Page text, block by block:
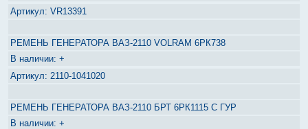
VR13391
РЕМЕНЬ ГЕНЕРАТОРА ВАЗ-2110 VOLRAM 6РК738
+
2110-1041020
РЕМЕНЬ ГЕНЕРАТОРА ВАЗ-2110 БРТ 6РК1115 С ГУР
+